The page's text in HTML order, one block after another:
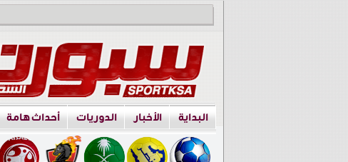
البداية الأخبار الدوريات أحداث هامة